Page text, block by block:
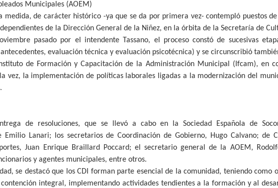
Municipales (AOEM)
medida, de carácter histórico -ya que se da por primera vez- contempló puestos
de la Dirección General de la Niñez, en la órbita de la Secretaría de
pasado por el intendente Tassano, el proceso constó de sucesivas
evaluación técnica y evaluación psicotécnica) y se circunscribió
de Formación y Capacitación de la Administración Municipal (Ifcam), en
vez, la implementación de políticas laborales ligadas a la modernización del
de resoluciones, que se llevó a cabo en la Sociedad Española de
Emilio Lanari; los secretarios de Coordinación de Gobierno, Hugo Calvano; de
Juan Enrique Braillard Poccard; el secretario general de la AOEM,
y agentes municipales, entre otros.
se destacó que los CDI forman parte esencial de la comunidad, teniendo como
contención integral, implementando actividades tendientes a la formación y al